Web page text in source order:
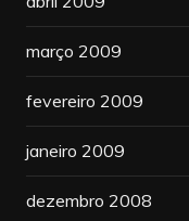
março 2009
fevereiro 2009
janeiro 2009
dezembro 2008